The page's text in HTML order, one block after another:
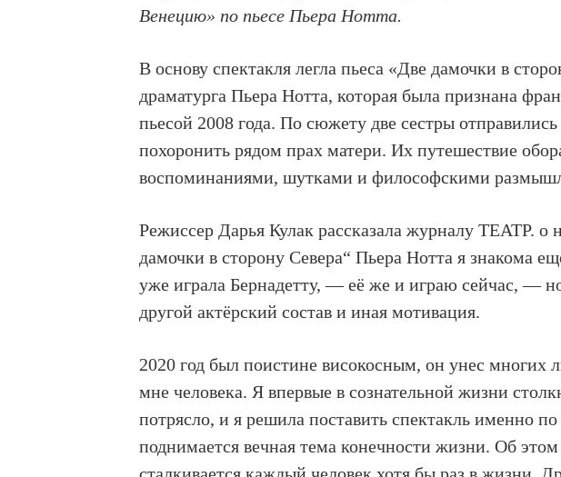
Венецию» по пьесе Пьера Нотта.
В основу спектакля легла пьеса «Две дамочки в
драматурга Пьера Нотта, которая была признана
пьесой 2008 года. По сюжету две сестры
похоронить рядом прах матери. Их путешествие
воспоминаниями, шутками и философскими
Режиссер Дарья Кулак рассказала журналу ТЕАТР. о
дамочки в сторону Севера“ Пьера Нотта я знакома
уже играла Бернадетту, — её же и играю сейчас, —
другой актёрский состав и иная мотивация.
2020 год был поистине високосным, он унес многих
мне человека. Я впервые в сознательной жизни
потрясло, и я решила поставить спектакль именно
поднимается вечная тема конечности жизни. Об